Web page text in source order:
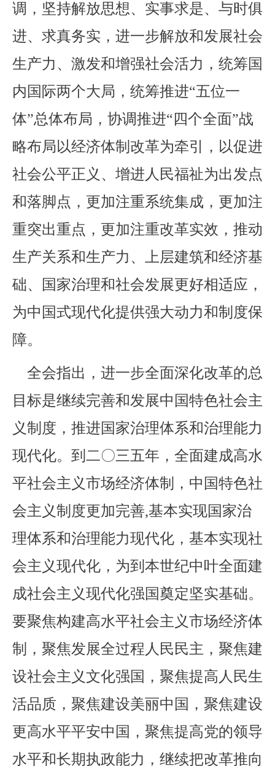
调，坚持解放思想、实事求是、与时俱
进、求真务实，进一步解放和发展社会
生产力、激发和增强社会活力，统筹国
内国际两个大局，统筹推进“五位一
体”总体布局，协调推进“四个全面”战
略布局以经济体制改革为牵引，以促进
社会公平正义、增进人民福祉为出发点
和落脚点，更加注重系统集成，更加注
重突出重点，更加注重改革实效，推动
生产关系和生产力、上层建筑和经济基
础、国家治理和社会发展更好相适应，
为中国式现代化提供强大动力和制度保
障。
全会指出，进一步全面深化改革的总
目标是继续完善和发展中国特色社会主
义制度，推进国家治理体系和治理能力
现代化。到二〇三五年，全面建成高水
平社会主义市场经济体制，中国特色社
会主义制度更加完善,基本实现国家治
理体系和治理能力现代化，基本实现社
会主义现代化，为到本世纪中叶全面建
成社会主义现代化强国奠定坚实基础。
要聚焦构建高水平社会主义市场经济体
制，聚焦发展全过程人民民主，聚焦建
设社会主义文化强国，聚焦提高人民生
活品质，聚焦建设美丽中国，聚焦建设
更高水平平安中国，聚焦提高党的领导
水平和长期执政能力，继续把改革推向